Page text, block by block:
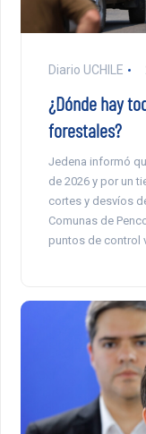
Diario UCHILE
¿Dónde hay
forestales?
Jedena informó
de 2026 y por un
cortes y desvíos
Comunas de
puntos de control